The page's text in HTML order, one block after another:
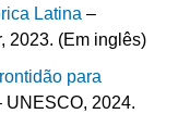
Latina –
2023. (Em inglês)
para
UNESCO, 2024.